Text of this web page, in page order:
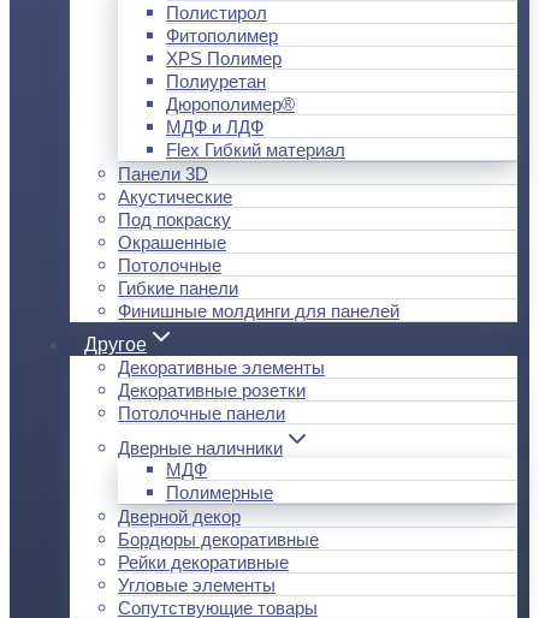
Полистирол
Фитополимер
XPS Полимер
Полиуретан
Дюрополимер®
МДФ и ЛДФ
Flex Гибкий материал
Панели 3D
Акустические
Под покраску
Окрашенные
Потолочные
Гибкие панели
Финишные молдинги для панелей
Другое
Декоративные элементы
Декоративные розетки
Потолочные панели
Дверные наличники
МДФ
Полимерные
Дверной декор
Бордюры декоративные
Рейки декоративные
Угловые элементы
Сопутствующие товары